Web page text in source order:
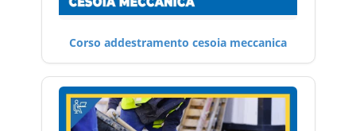
Corso addestramento cesoia meccanica